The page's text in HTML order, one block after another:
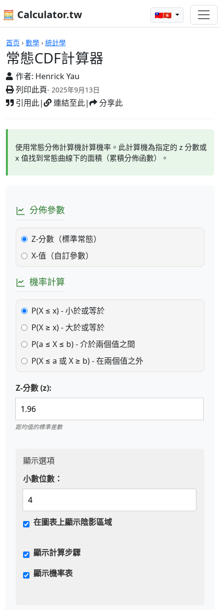
🧮 Calculator.tw 🇹🇼🇭🇰
首页 › 數學 › 統計學
常態CDF計算器
作者: Henrick Yau
列印此頁- 2025年9月13日
引用此| 連結至此| 分享此
常態CDF計算器
使用常態分佈計算機計算機率。此計算機為指定的 z 分數或
x 值找到常態曲線下的面積（累積分佈函數）。
分佈參數
Z-分數（標準常態）
X-值（自訂參數）
機率計算
P(X ≤ x) - 小於或等於
P(X ≥ x) - 大於或等於
P(a ≤ X ≤ b) - 介於兩個值之間
P(X ≤ a 或 X ≥ b) - 在兩個值之外
Z-分數 (z):
距均值的標準差數
顯示選項
小數位數：
在圖表上顯示陰影區域
顯示計算步驟
顯示機率表